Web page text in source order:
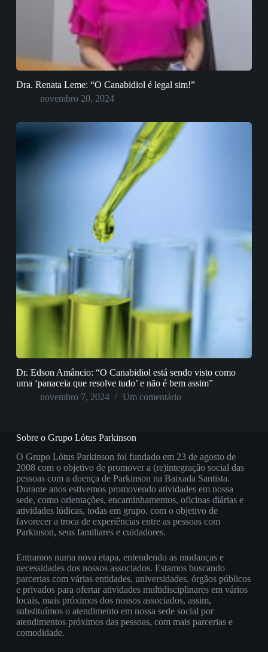
Dra. Renata Leme: “O Canabidiol é legal sim!”
novembro 20, 2024
Dr. Edson Amâncio: “O Canabidiol está sendo visto como
uma ‘panaceia que resolve tudo’ e não é bem assim”
novembro 7, 2024
Um comentário
Sobre o Grupo Lótus Parkinson
O Grupo Lótus Parkinson foi fundado em 23 de agosto de
2008 com o objetivo de promover a (re)integração social das
pessoas com a doença de Parkinson na Baixada Santista.
Durante anos estivemos promovendo atividades em nossa
sede, como orientações, encaminhamentos, oficinas diárias e
atividades lúdicas, todas em grupo, com o objetivo de
favorecer a troca de experiências entre as pessoas com
Parkinson, seus familiares e cuidadores.
Entramos numa nova etapa, entendendo as mudanças e
necessidades dos nossos associados. Estamos buscando
parcerias com várias entidades, universidades, órgãos públicos
e privados para ofertar atividades multidisciplinares em vários
locais, mais próximos dos nossos associados, assim,
substituímos o atendimento em nossa sede social por
atendimentos próximos das pessoas, com mais parcerias e
comodidade.